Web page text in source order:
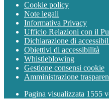
Cookie policy
Note legali
Informativa Privacy
Ufficio Relazioni con il
Dichiarazione di
Obiettivi di accessibilità
Whistleblowing
Gestione consensi cookie
Amministrazione
Pagina visualizzata 1555